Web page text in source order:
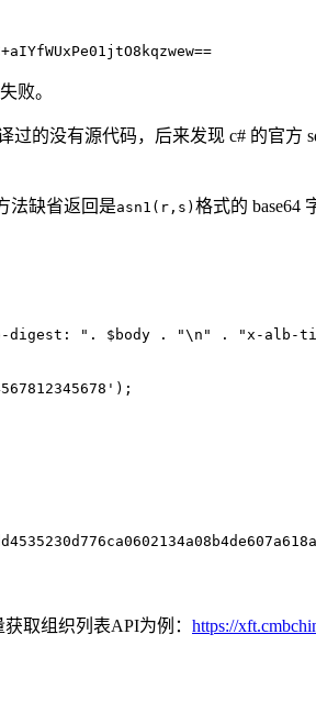
败。
的没有源代码，后来发现 c# 的官方
法缺省返回是asn1(r,s) 格式的 base64
". $body . "\n" . "x-alb-
取组织列表API为例： https://